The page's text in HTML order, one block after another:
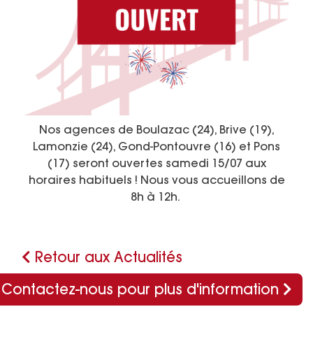
Nos agences de Boulazac (24), Brive (19),
Lamonzie (24), Gond-Pontouvre (16) et Pons
(17) seront ouvertes samedi 15/07 aux
horaires habituels ! Nous vous accueillons de
8h à 12h.
Retour aux Actualités
Contactez-nous pour plus d'information